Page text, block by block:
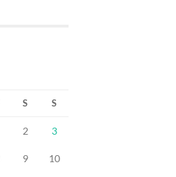
S S
2 3
9 10